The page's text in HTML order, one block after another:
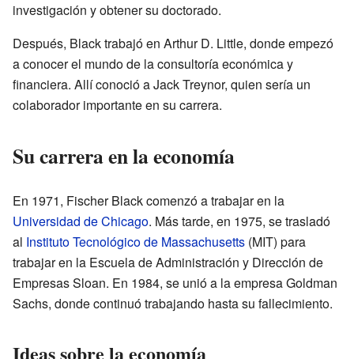
investigación y obtener su doctorado.
Después, Black trabajó en Arthur D. Little, donde empezó
a conocer el mundo de la consultoría económica y
financiera. Allí conoció a Jack Treynor, quien sería un
colaborador importante en su carrera.
Su carrera en la economía
En 1971, Fischer Black comenzó a trabajar en la
Universidad de Chicago. Más tarde, en 1975, se trasladó
al Instituto Tecnológico de Massachusetts (MIT) para
trabajar en la Escuela de Administración y Dirección de
Empresas Sloan. En 1984, se unió a la empresa Goldman
Sachs, donde continuó trabajando hasta su fallecimiento.
Ideas sobre la economía